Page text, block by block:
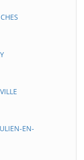
EN-